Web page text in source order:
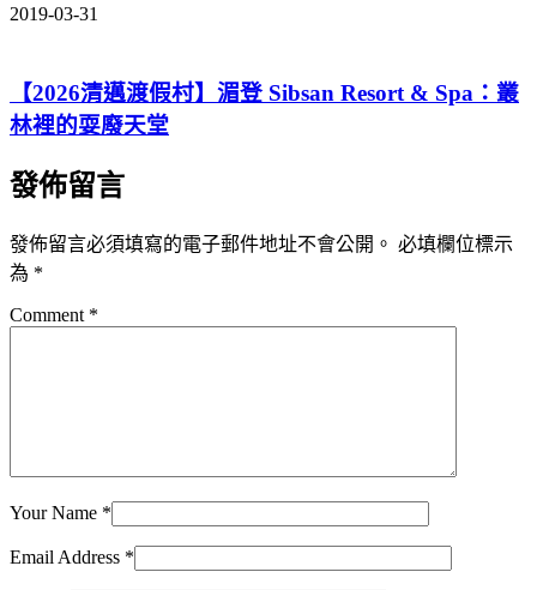
2019-03-31
【2026清邁渡假村】湄登 Sibsan Resort & Spa：叢
林裡的耍廢天堂
發佈留言
發佈留言必須填寫的電子郵件地址不會公開。 必填欄位標示
為 *
Comment *
Your Name *
Email Address *